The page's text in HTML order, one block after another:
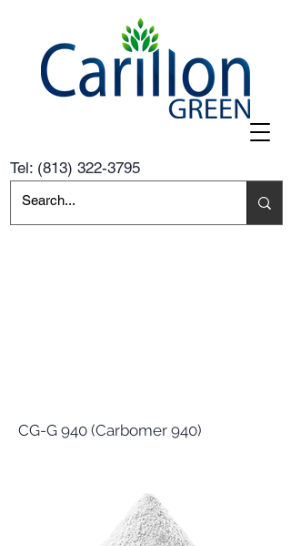
Tel: (813) 322-3795
CG-G 940 (Carbomer 940)